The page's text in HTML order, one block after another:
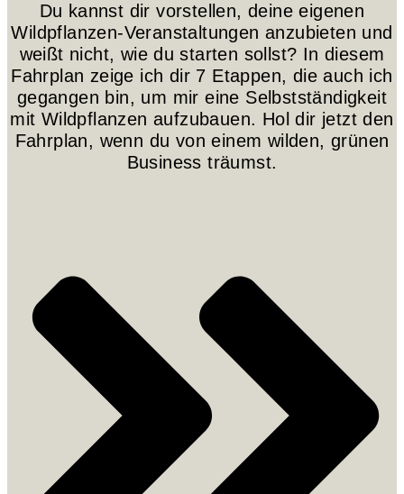
Du kannst dir vorstellen, deine eigenen
Wildpflanzen-Veranstaltungen anzubieten und
weißt nicht, wie du starten sollst? In diesem
Fahrplan zeige ich dir 7 Etappen, die auch ich
gegangen bin, um mir eine Selbstständigkeit
mit Wildpflanzen aufzubauen. Hol dir jetzt den
Fahrplan, wenn du von einem wilden, grünen
Business träumst.